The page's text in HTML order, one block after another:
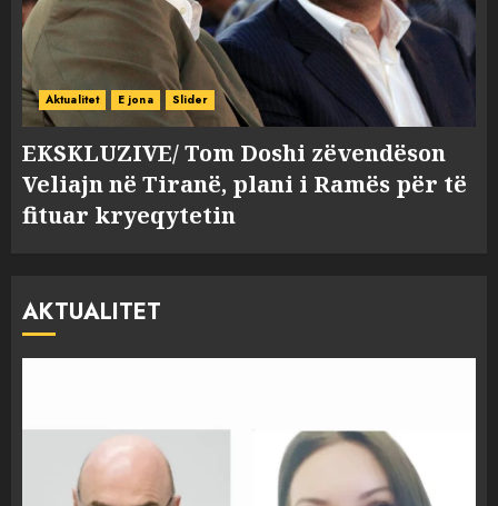
Aktualitet E jona Slider
EKSKLUZIVE/ Tom Doshi zëvendëson
Veliajn në Tiranë, plani i Ramës për të
fituar kryeqytetin
AKTUALITET